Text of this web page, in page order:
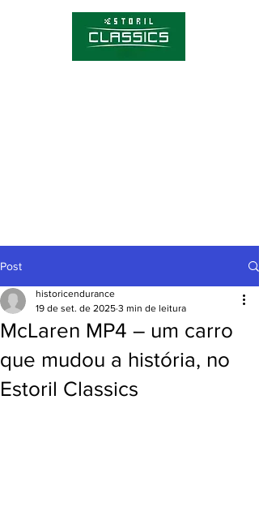
Post
McLaren MP4 – um carro
que mudou a história, no
Estoril Classics
historicendurance
19 de set. de 2025 3 min de leitura